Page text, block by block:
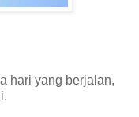
hari yang berjalan,